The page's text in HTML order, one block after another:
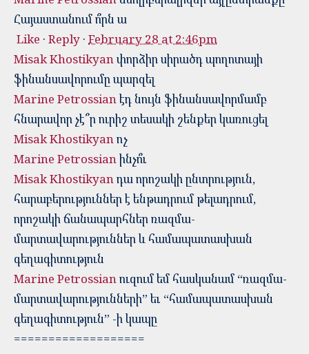
Հայաստանում ո՞րն ա
Like · Reply · February 28 at 2:46pm
Misak Khostikyanփորձիր սիրածդ պողոտայի
ֆինանսավորումը պարզել
Marine Petrossianէդ նույն ֆինանսավորմամբ
հնարավոր չէ՞ր ուրիշ տեսակի շենքեր կառուցել
Misak Khostikyanոչ
Marine Petrossianինչո՞ւ
Misak Khostikyanդա որոշակի ընտրություն,
հարաբերություններ է ենթադրում թելադրում,
որոշակի ճանապարհներ ռազմա-
մարտավարություններ և համապատասխան
գեղագիտություն
Marine Petrossianուզում եմ հասկանամ “ռազմա-
մարտավարությունների” եւ “համապատասխան
գեղագիտություն” -ի կապը
===================